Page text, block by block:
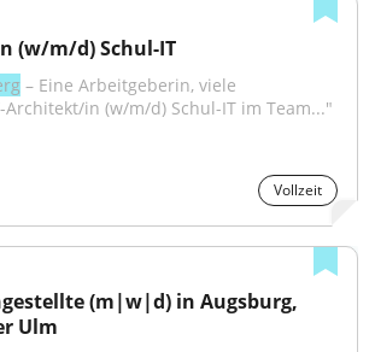
(w/m/d) Schul-IT
– Eine Arbeitgeberin, viele
in (w/m/d) Schul-IT im Team..."
Vollzeit
Ulm